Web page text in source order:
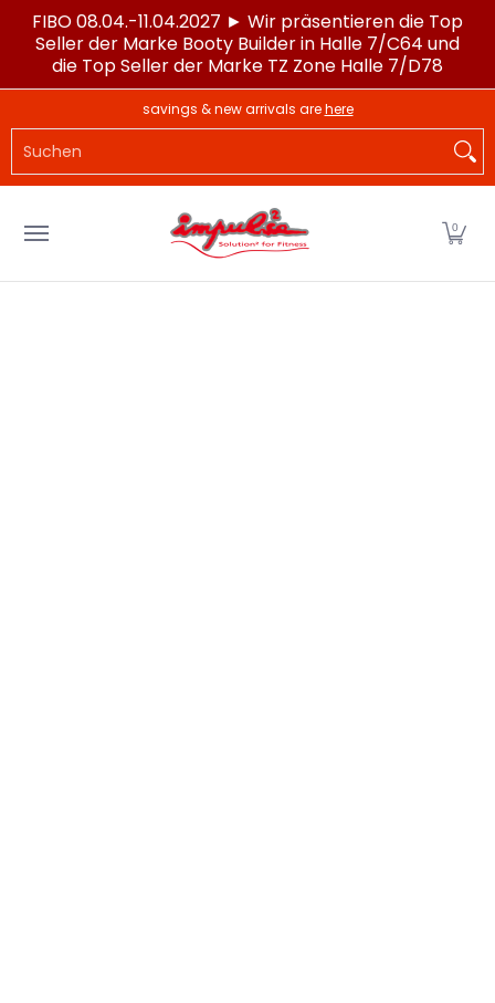
Zum Hauptinhalt springen
FIBO 08.04.-11.04.2027 ► Wir präsentieren die Top
Seller der Marke Booty Builder in Halle 7/C64 und
die Top Seller der Marke TZ Zone Halle 7/D78
LAGERWARE POWERTEC® IMPULSE®
savings & new arrivals arehere
0